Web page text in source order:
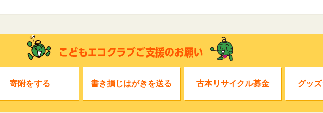
寄附をする 書き損じはがきを送る 古本リサイクル募金 グッ